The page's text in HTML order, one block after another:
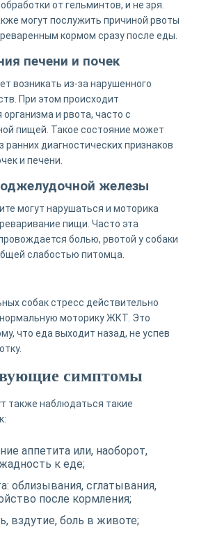
от гельминтов, и не зря.
могут послужить причиной рвоты
кормом сразу после еды.
печени и почек
возникать из-за нарушенного
При этом происходит
организма и рвота, часто с
пищей. Такое состояние может
ранних диагностических признаков
и печени.
железы
могут нарушаться и моторика
пищи. Часто эта
болью, рвотой у собаки
слабостью питомца.
собак стресс действительно
моторику ЖКТ. Это
что еда выходит назад, не успев
симптомы
также наблюдаться такие
аппетита или, наоборот,
к еде;
облизывания, сглатывания,
после кормления;
вздутие, боль в животе;